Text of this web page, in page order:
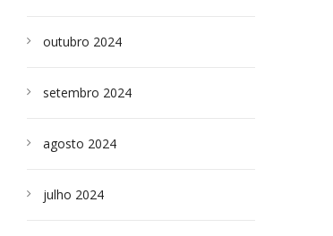
outubro 2024
setembro 2024
agosto 2024
julho 2024